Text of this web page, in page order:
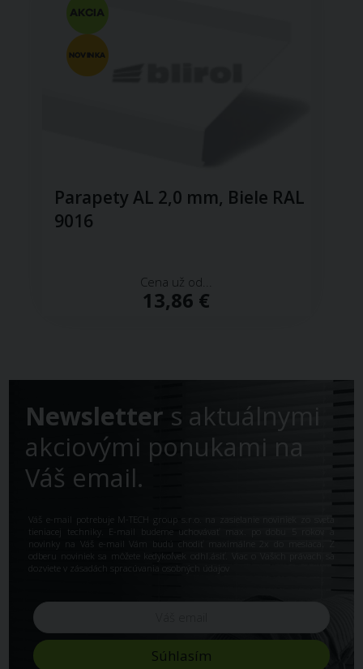
Parapety AL 2,0 mm, Biele RAL
9016
Cena už od...
13,86 €
Newsletter s aktuálnymi
akciovými ponukami na
Váš email.
Váš e-mail potrebuje M-TECH group s.r.o. na zasielanie noviniek zo sveta
tieniacej techniky. E-mail budeme uchovávať max. po dobu 5 rokov a
novinky na Váš e-mail Vám budú chodiť maximálne 2x do mesiaca. Z
odberu noviniek sa môžete kedykoľvek odhl.ásiť. Viac o Vašich právach sa
dozviete v zásadách spracúvania osobných údajov